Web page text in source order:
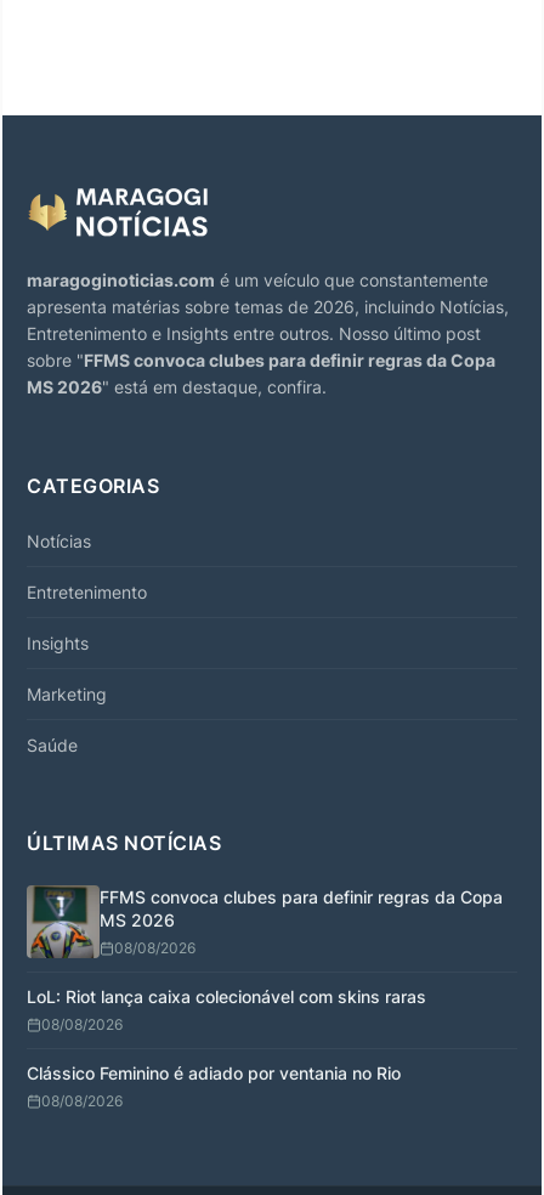
maragoginoticias.com é um veículo que constantemente
apresenta matérias sobre temas de 2026, incluindo Notícias,
Entretenimento e Insights entre outros. Nosso último post
sobre "FFMS convoca clubes para definir regras da Copa
MS 2026" está em destaque, confira.
CATEGORIAS
Notícias
Entretenimento
Insights
Marketing
Saúde
ÚLTIMAS NOTÍCIAS
FFMS convoca clubes para definir regras da Copa
MS 2026
08/08/2026
LoL: Riot lança caixa colecionável com skins raras
08/08/2026
Clássico Feminino é adiado por ventania no Rio
08/08/2026